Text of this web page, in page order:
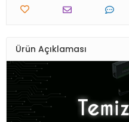
Ürün Açıklaması